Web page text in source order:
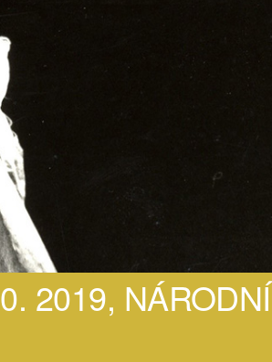
2019, NÁRODNÍ